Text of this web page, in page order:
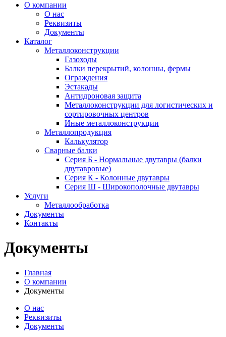
О компании
О нас
Реквизиты
Документы
Каталог
Металлоконструкции
Газоходы
Балки перекрытий, колонны, фермы
Ограждения
Эстакады
Антидроновая защита
Металлоконструкции для логистических и
сортировочных центров
Иные металлоконструкции
Металлопродукция
Калькулятор
Сварные балки
Серия Б - Нормальные двутавры (балки
двутавровые)
Серия К - Колонные двутавры
Серия Ш - Широкополочные двутавры
Услуги
Металлообработка
Документы
Контакты
Документы
Главная
О компании
Документы
О нас
Реквизиты
Документы